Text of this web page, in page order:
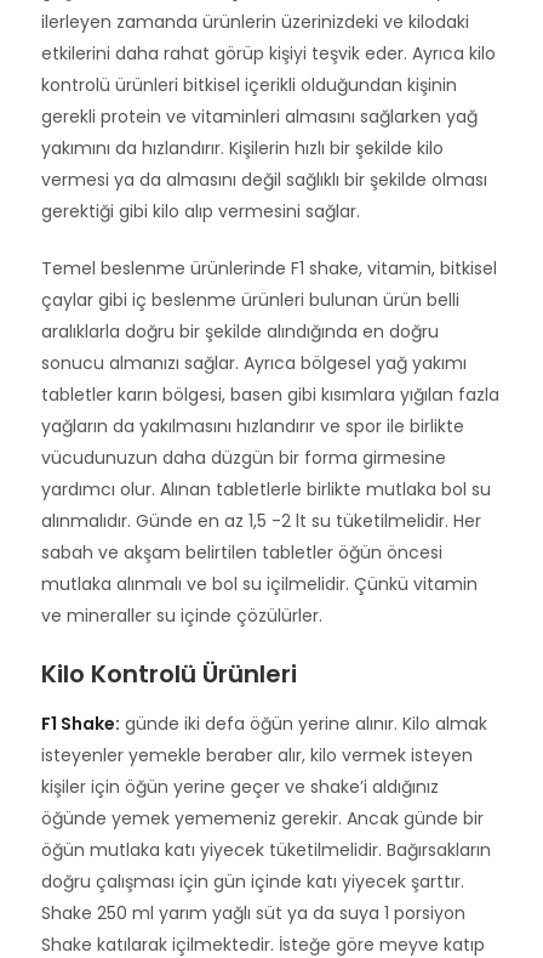
ilerleyen zamanda ürünlerin üzerinizdeki ve kilodaki
etkilerini daha rahat görüp kişiyi teşvik eder. Ayrıca kilo
kontrolü ürünleri bitkisel içerikli olduğundan kişinin
gerekli protein ve vitaminleri almasını sağlarken yağ
yakımını da hızlandırır. Kişilerin hızlı bir şekilde kilo
vermesi ya da almasını değil sağlıklı bir şekilde olması
gerektiği gibi kilo alıp vermesini sağlar.
Temel beslenme ürünlerinde F1 shake, vitamin, bitkisel
çaylar gibi iç beslenme ürünleri bulunan ürün belli
aralıklarla doğru bir şekilde alındığında en doğru
sonucu almanızı sağlar. Ayrıca bölgesel yağ yakımı
tabletler karın bölgesi, basen gibi kısımlara yığılan fazla
yağların da yakılmasını hızlandırır ve spor ile birlikte
vücudunuzun daha düzgün bir forma girmesine
yardımcı olur. Alınan tabletlerle birlikte mutlaka bol su
alınmalıdır. Günde en az 1,5 -2 lt su tüketilmelidir. Her
sabah ve akşam belirtilen tabletler öğün öncesi
mutlaka alınmalı ve bol su içilmelidir. Çünkü vitamin
ve mineraller su içinde çözülürler.
Kilo Kontrolü Ürünleri
F1 Shake: günde iki defa öğün yerine alınır. Kilo almak
isteyenler yemekle beraber alır, kilo vermek isteyen
kişiler için öğün yerine geçer ve shake’i aldığınız
öğünde yemek yememeniz gerekir. Ancak günde bir
öğün mutlaka katı yiyecek tüketilmelidir. Bağırsakların
doğru çalışması için gün içinde katı yiyecek şarttır.
Shake 250 ml yarım yağlı süt ya da suya 1 porsiyon
Shake katılarak içilmektedir. İsteğe göre meyve katıp